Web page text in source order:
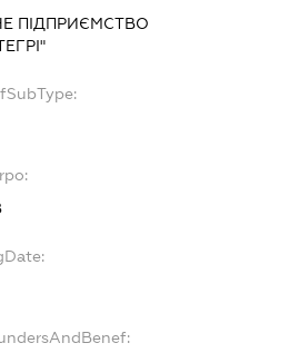
ПІДПРИЄМСТВО